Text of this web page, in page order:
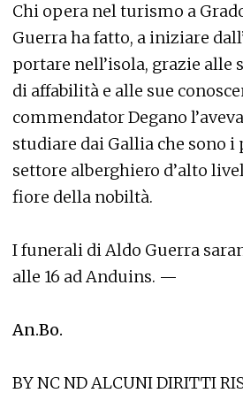
Chi opera nel turismo a
Guerra ha fatto, a iniziare
portare nell’isola, grazie
di affabilità e alle sue
commendator Degano
studiare dai Gallia che sono
settore alberghiero d’alto
fiore della nobiltà.
I funerali di Aldo Guerra
alle 16 ad Anduins. —
An.Bo.
BY NC ND ALCUNI DIRITTI